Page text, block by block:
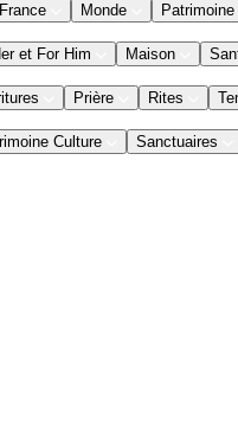
France Monde
et For Him Maison
Prière Rites
Culture Sanctuaires